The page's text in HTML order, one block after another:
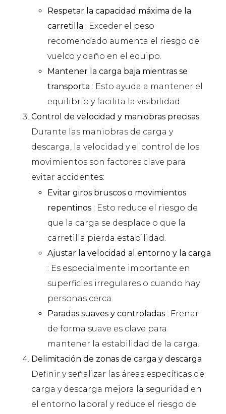
Respetar la capacidad máxima de la
carretilla : Exceder el peso
recomendado aumenta el riesgo de
vuelco y daño en el equipo.
Mantener la carga baja mientras se
transporta : Esto ayuda a mantener el
equilibrio y facilita la visibilidad.
Control de velocidad y maniobras precisas
Durante las maniobras de carga y
descarga, la velocidad y el control de los
movimientos son factores clave para
evitar accidentes:
Evitar giros bruscos o movimientos
repentinos : Esto reduce el riesgo de
que la carga se desplace o que la
carretilla pierda estabilidad.
Ajustar la velocidad al entorno y la carga
: Es especialmente importante en
superficies irregulares o cuando hay
personas cerca.
Paradas suaves y controladas : Frenar
de forma suave es clave para
mantener la estabilidad de la carga.
Delimitación de zonas de carga y descarga
Definir y señalizar las áreas específicas de
carga y descarga mejora la seguridad en
el entorno laboral y reduce el riesgo de